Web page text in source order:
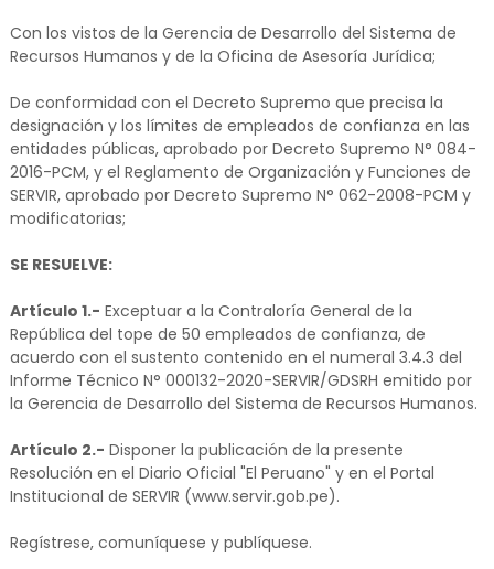
Con los vistos de la Gerencia de Desarrollo del Sistema de
Recursos Humanos y de la Oficina de Asesoría Jurídica;
De conformidad con el Decreto Supremo que precisa la
designación y los límites de empleados de confianza en las
entidades públicas, aprobado por Decreto Supremo N° 084-
2016-PCM, y el Reglamento de Organización y Funciones de
SERVIR, aprobado por Decreto Supremo N° 062-2008-PCM y
modificatorias;
SE RESUELVE:
Artículo 1.- Exceptuar a la Contraloría General de la
República del tope de 50 empleados de confianza, de
acuerdo con el sustento contenido en el numeral 3.4.3 del
Informe Técnico N° 000132-2020-SERVIR/GDSRH emitido por
la Gerencia de Desarrollo del Sistema de Recursos Humanos.
Artículo 2.- Disponer la publicación de la presente
Resolución en el Diario Oficial "El Peruano" y en el Portal
Institucional de SERVIR (www.servir.gob.pe).
Regístrese, comuníquese y publíquese.